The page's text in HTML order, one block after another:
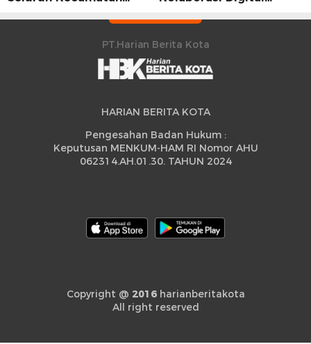
PT.Harian Berita Kota
HARIAN BERITA KOTA
Pengesahan Badan Hukum :
Keputusan MENKUM-HAM RI Nomor AHU
062314.AH.01.30. TAHUN 2024
Copyright @ 2016harianberitakota
All right reserved